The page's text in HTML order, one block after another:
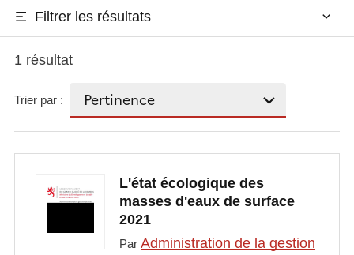
Filtrer les résultats
1 résultat
Trier par :
L'état écologique des
masses d'eaux de surface
2021
Par Administration de la gestion